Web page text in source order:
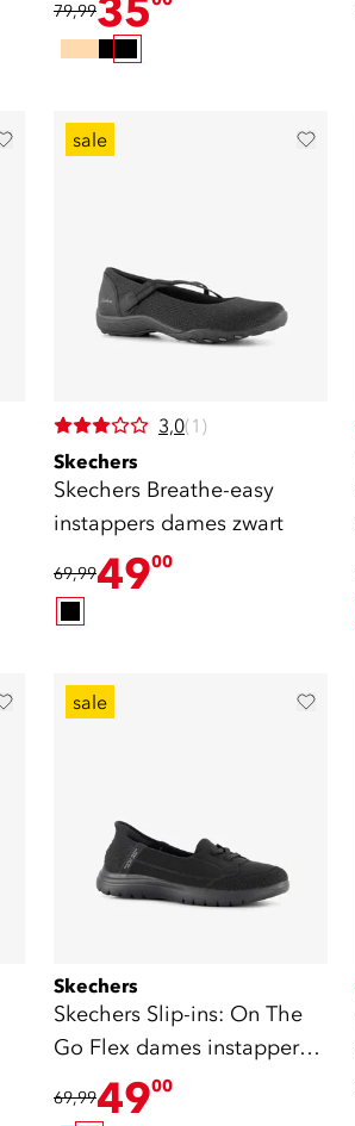
79,9935
sale
3,0(1)
Skechers
Skechers Breathe-easy
instappers dames zwart
69,994900
sale
Skechers
Skechers Slip-ins: On The
Go Flex dames instappers
69,994900